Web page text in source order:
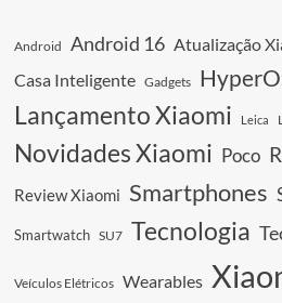
3:
Personalize
Sua
Galeria
Fotos
Android Android 16 Atualização
Casa Inteligente Gadgets
Lançamento Xiaomi Leica
Novidades Xiaomi Poco
Review Xiaomi Smartphones
Smartwatch SU7 Tecnologia
Veículos Elétricos Wearables